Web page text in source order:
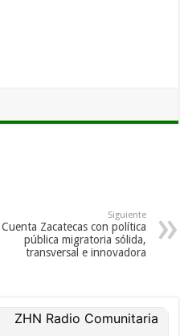
Siguiente
Cuenta Zacatecas con política
pública migratoria sólida,
transversal e innovadora